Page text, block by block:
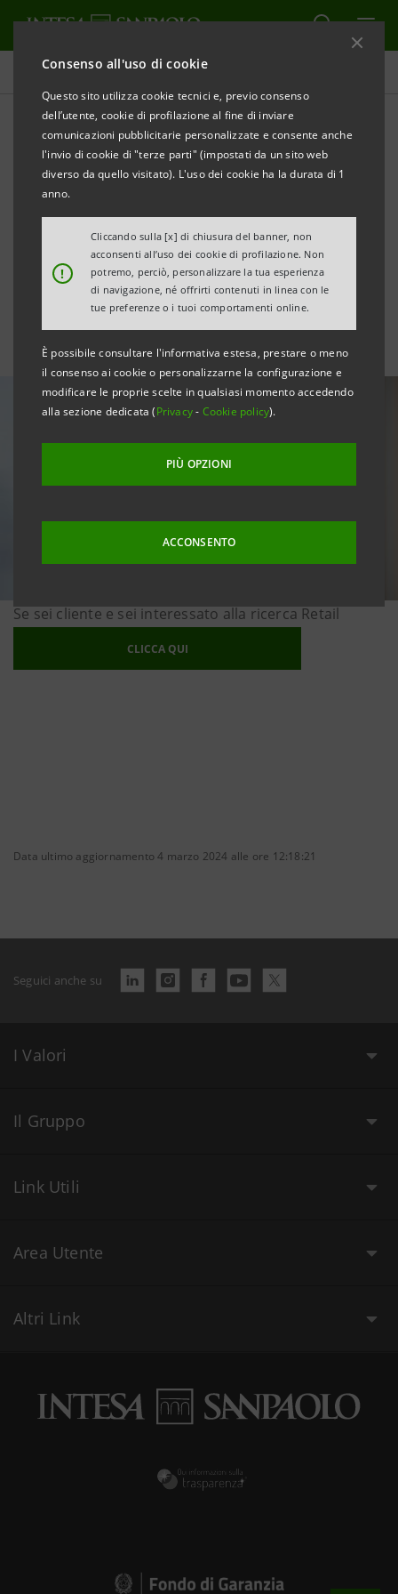
Consenso all'uso di cookie
Questo sito utilizza cookie tecnici e, previo consenso
dell’utente, cookie di profilazione al fine di inviare
comunicazioni pubblicitarie personalizzate e consente anche
l'invio di cookie di "terze parti" (impostati da un sito web
diverso da quello visitato). L'uso dei cookie ha la durata di 1
anno.
!
Cliccando sulla [x] di chiusura del banner, non
acconsenti all’uso dei cookie di profilazione. Non
potremo, perciò, personalizzare la tua esperienza
di navigazione, né offrirti contenuti in linea con le
tue preferenze o i tuoi comportamenti online.
È possibile consultare l'informativa estesa, prestare o meno
il consenso ai cookie o personalizzarne la configurazione e
modificare le proprie scelte in qualsiasi momento accedendo
alla sezione dedicata (Privacy- Cookie policy).
PIÙ OPZIONI
ACCONSENTO
Research Department
Investitori Privati
STAMPA AGGIORNA
Reportistica in lingua italiana, destinata a investitori
privati e PMI, sull'andamento dell’economia globale,
del mercato immobiliare e dei mercati finanziari.
Se sei cliente e sei interessato alla ricerca Retail
CLICCA QUI
Data ultimo aggiornamento 4 marzo 2024 alle ore 12:18:21
Seguici anche su
I Valori
Il Gruppo
Link Utili
Area Utente
Altri Link